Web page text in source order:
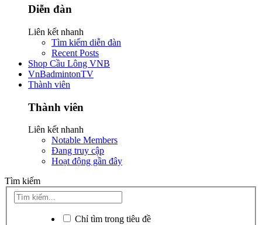
Diễn đàn
Liên kết nhanh
Tìm kiếm diễn đàn
Recent Posts
Shop Cầu Lông VNB
VnBadmintonTV
Thành viên
Thành viên
Liên kết nhanh
Notable Members
Đang truy cập
Hoạt động gần đây
Tìm kiếm
Chỉ tìm trong tiêu đề